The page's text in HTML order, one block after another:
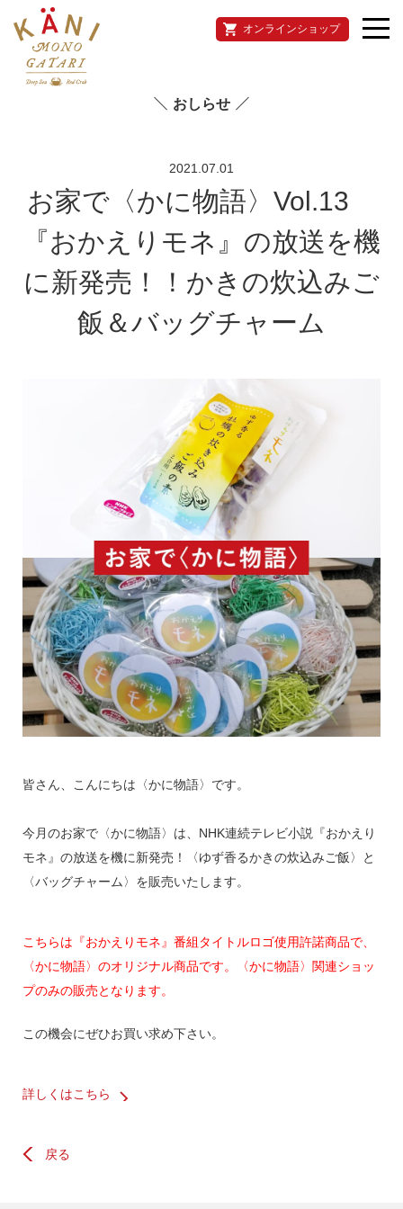
オンラインショップ
おしらせ
2021.07.01
お家で〈かに物語〉Vol.13
『おかえりモネ』の放送を機
に新発売！！かきの炊込みご
飯＆バッグチャーム
皆さん、こんにちは〈かに物語〉です。
今月のお家で〈かに物語〉は、NHK連続テレビ小説『おかえり
モネ』の放送を機に新発売！〈ゆず香るかきの炊込みご飯〉と
〈バッグチャーム〉を販売いたします。
こちらは『おかえりモネ』番組タイトルロゴ使用許諾商品で、
〈かに物語〉のオリジナル商品です。〈かに物語〉関連ショッ
プのみの販売となります。
この機会にぜひお買い求め下さい。
詳しくはこちら
戻る